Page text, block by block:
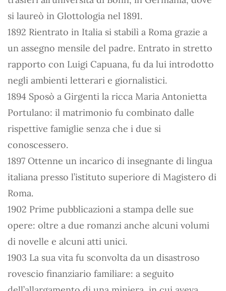
si laureò in Glottologia nel 1891.
1892 Rientrato in Italia si stabilì a Roma grazie a
un assegno mensile del padre. Entrato in stretto
rapporto con Luigi Capuana, fu da lui introdotto
negli ambienti letterari e giornalistici.
1894 Sposò a Girgenti la ricca Maria Antonietta
Portulano: il matrimonio fu combinato dalle
rispettive famiglie senza che i due si
conoscessero.
1897 Ottenne un incarico di insegnante di lingua
italiana presso l’istituto superiore di Magistero di
Roma.
1902 Prime pubblicazioni a stampa delle sue
opere: oltre a due romanzi anche alcuni volumi
di novelle e alcuni atti unici.
1903 La sua vita fu sconvolta da un disastroso
rovescio finanziario familiare: a seguito